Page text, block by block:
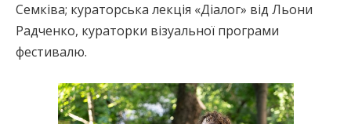
Семківа; кураторська лекція «Діалог» від Льони
Радченко, кураторки візуальної програми
фестивалю.